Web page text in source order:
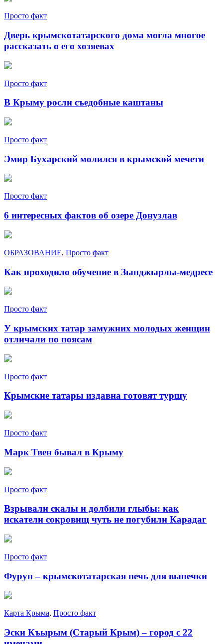
Просто факт
Дверь крымскотатарского дома могла многое
рассказать о его хозяевах
Просто факт
В Крыму росли съедобные каштаны
Просто факт
Эмир Бухарский молился в крымской мечети
Просто факт
6 интересных фактов об озере Донузлав
ОБРАЗОВАНИЕ, Просто факт
Как проходило обучение в Зынджырлы-медресе
Просто факт
У крымских татар замужних молодых женщин
отличали по поясам
Просто факт
Крымские татары издавна готовят туршу
Просто факт
Марк Твен бывал в Крыму
Просто факт
Взрывали скалы и долбили глыбы: как
искатели сокровищ чуть не погубили Карадаг
Просто факт
Фурун – крымскотатарская печь для выпечки
Карта Крыма, Просто факт
Эски Къырым (Старый Крым) – город с 22